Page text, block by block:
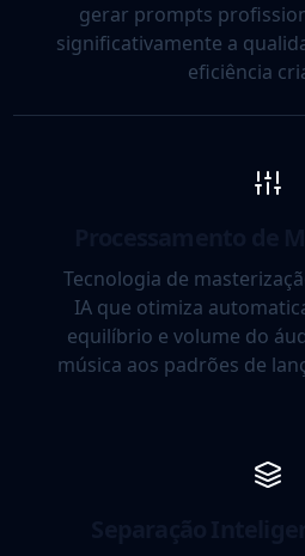
gerar prompts
significativamente a
eficiência
Tecnologia de
IA que otimiza
equilíbrio e volume do
música aos padrões de